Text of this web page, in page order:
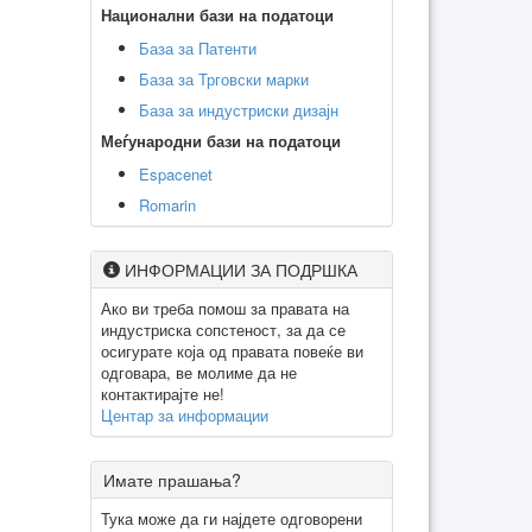
Национални бази на податоци
База за Патенти
База за Трговски марки
База за индустриски дизајн
Меѓународни бази на податоци
Espacenet
Romarin
ИНФОРМАЦИИ ЗА ПОДРШКА
Ако ви треба помош за правата на
индустриска сопстеност, за да се
осигурате која од правата повеќе ви
одговара, ве молиме да не
контактирајте не!
Центар за информации
Имате прашања?
Тука може да ги најдете одговорени